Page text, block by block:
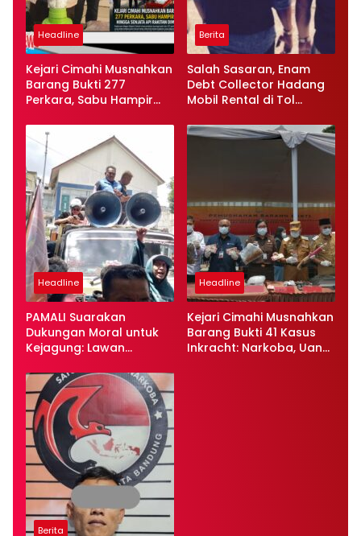
Headline
Kejari Cimahi Musnahkan
Barang Bukti 277
Perkara, Sabu Hampir
Senjata Api Rakitan
Dimusnahkan
Berita
Salah Sasaran, Enam
Debt Collector Hadang
Mobil Rental di Tol
Polisi
Headline
PAMALI Suarakan
Dukungan Moral untuk
Kejagung: Lawan
Keadilan!
Headline
Kejari Cimahi Musnahkan
Barang Bukti 41 Kasus
Inkracht: Narkoba, Uang
Berita